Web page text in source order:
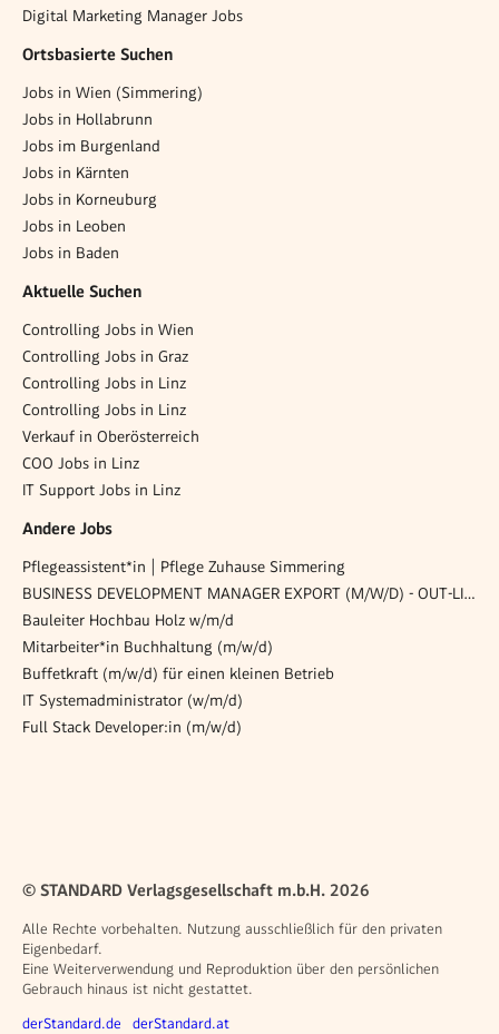
Digital Marketing Manager Jobs
Ortsbasierte Suchen
Jobs in Wien (Simmering)
Jobs in Hollabrunn
Jobs im Burgenland
Jobs in Kärnten
Jobs in Korneuburg
Jobs in Leoben
Jobs in Baden
Aktuelle Suchen
Controlling Jobs in Wien
Controlling Jobs in Graz
Controlling Jobs in Linz
Controlling Jobs in Linz
Verkauf in Oberösterreich
COO Jobs in Linz
IT Support Jobs in Linz
Andere Jobs
Pflegeassistent*in | Pflege Zuhause Simmering
BUSINESS DEVELOPMENT MANAGER EXPORT (M/W/D) - OUT-LICENSING
Bauleiter Hochbau Holz w/m/d
Mitarbeiter*in Buchhaltung (m/w/d)
Buffetkraft (m/w/d) für einen kleinen Betrieb
IT Systemadministrator (w/m/d)
Full Stack Developer:in (m/w/d)
© STANDARD Verlagsgesellschaft m.b.H. 2026
Alle Rechte vorbehalten. Nutzung ausschließlich für den privaten
Eigenbedarf.
Eine Weiterverwendung und Reproduktion über den persönlichen
Gebrauch hinaus ist nicht gestattet.
Weitere Angebote
derStandard.de derStandard.at